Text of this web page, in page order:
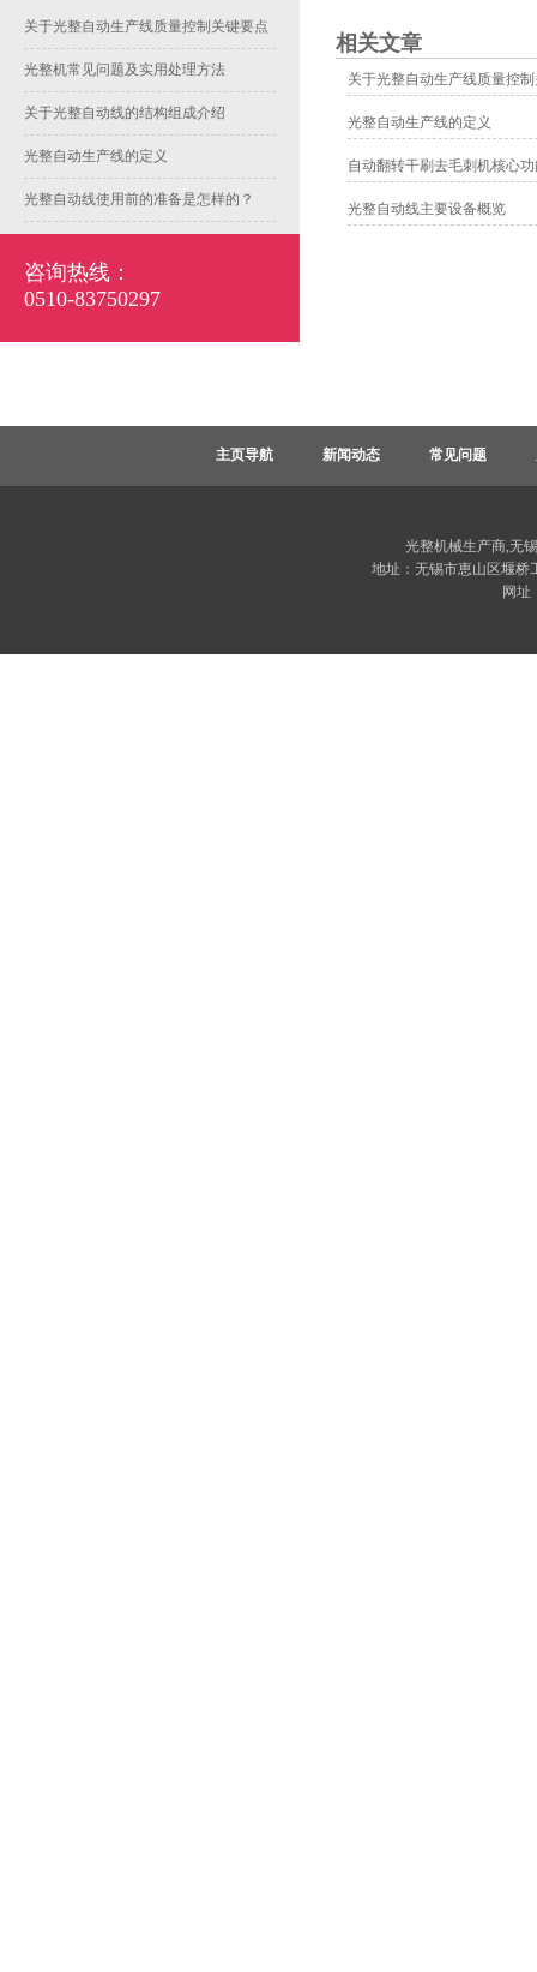
关于光整自动生产线质量控制关键要点
光整机常见问题及实用处理方法
关于光整自动线的结构组成介绍
光整自动生产线的定义
光整自动线使用前的准备是怎样的？
咨询热线：
0510-83750297
相关文章
关于光整自动生产线质量控
光整自动生产线的定义
自动翻转干刷去毛刺机核心
光整自动线主要设备概览
主页导航 新闻动态 常见问题
光整机械生产商,无
地址：无锡市恵山区堰桥
网址